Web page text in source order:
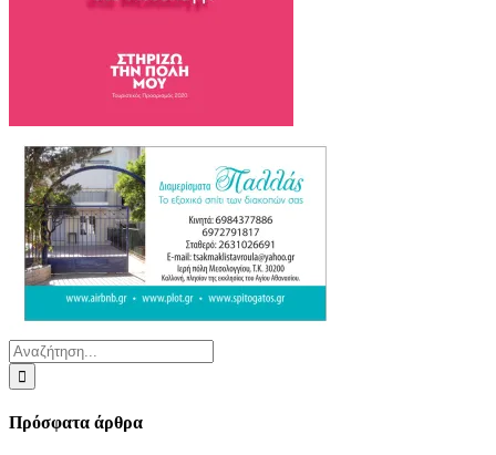
Αναζήτηση
για:
Πρόσφατα άρθρα